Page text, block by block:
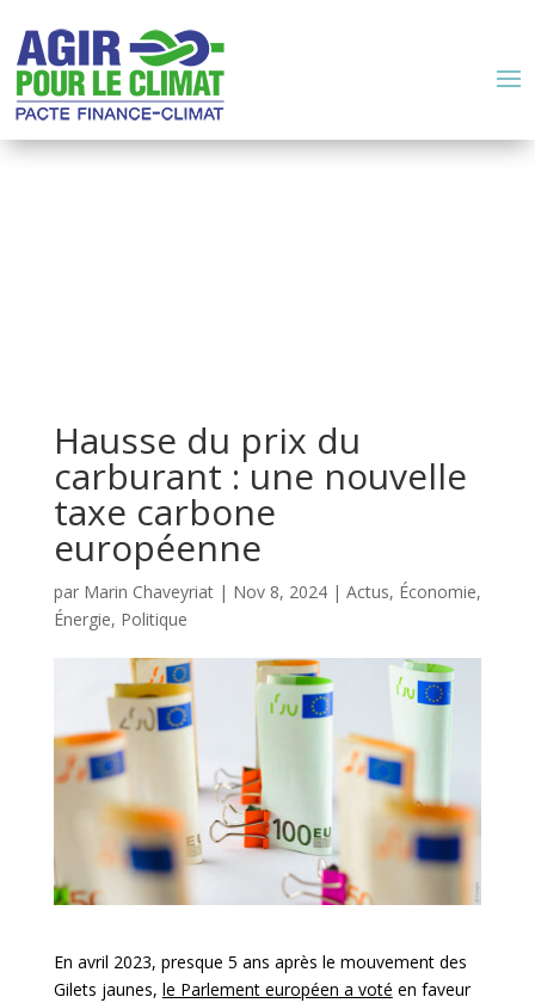
Hausse du prix du
carburant : une nouvelle
taxe carbone
européenne
par Marin Chaveyriat| Nov 8, 2024| Actus, Économie,
Énergie, Politique
En avril 2023, presque 5 ans après le mouvement des
Gilets jaunes, le Parlement européen a voté en faveur